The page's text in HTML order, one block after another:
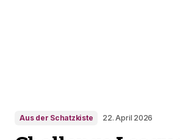
Aus der Schatzkiste 22. April 2026